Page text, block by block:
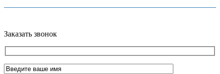
Заказать звонок